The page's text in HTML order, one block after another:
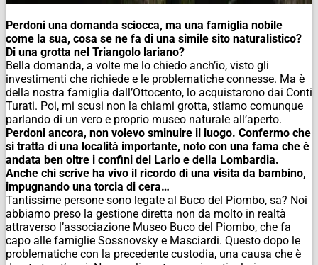
Perdoni una domanda sciocca, ma una famiglia nobile
come la sua, cosa se ne fa di una simile sito naturalistico?
Di una grotta nel Triangolo lariano?
Bella domanda, a volte me lo chiedo anch’io, visto gli
investimenti che richiede e le problematiche connesse. Ma è
della nostra famiglia dall’Ottocento, lo acquistarono dai Conti
Turati. Poi, mi scusi non la chiami grotta, stiamo comunque
parlando di un vero e proprio museo naturale all’aperto.
Perdoni ancora, non volevo sminuire il luogo. Confermo che
si tratta di una località importante, noto con una fama che è
andata ben oltre i confini del Lario e della Lombardia.
Anche chi scrive ha vivo il ricordo di una visita da bambino,
impugnando una torcia di cera…
Tantissime persone sono legate al Buco del Piombo, sa? Noi
abbiamo preso la gestione diretta non da molto in realtà
attraverso l’associazione Museo Buco del Piombo, che fa
capo alle famiglie Sossnovsky e Masciardi. Questo dopo le
problematiche con la precedente custodia, una causa che è